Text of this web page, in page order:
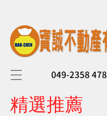
049-2358 478
精選推薦